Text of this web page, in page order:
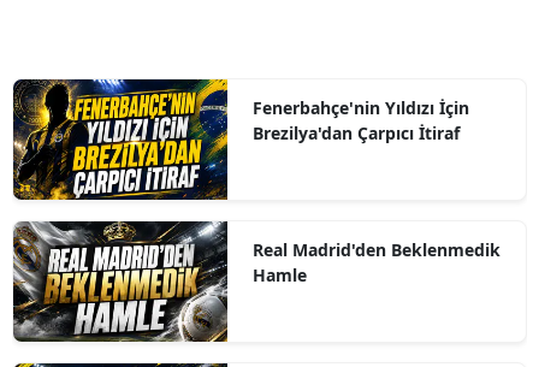
Fenerbahçe'nin Yıldızı İçin
Brezilya'dan Çarpıcı İtiraf
Real Madrid'den Beklenmedik
Hamle